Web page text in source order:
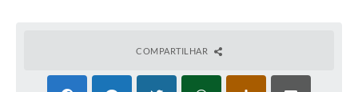
COMPARTILHAR